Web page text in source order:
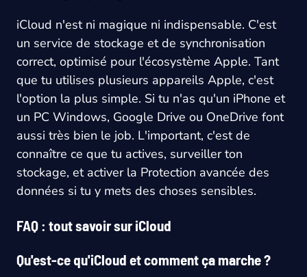
iCloud n'est ni magique ni indispensable. C'est
un service de stockage et de synchronisation
correct, optimisé pour l'écosystème Apple. Tant
que tu utilises plusieurs appareils Apple, c'est
l'option la plus simple. Si tu n'as qu'un iPhone et
un PC Windows, Google Drive ou OneDrive font
aussi très bien le job. L'important, c'est de
connaître ce que tu actives, surveiller ton
stockage, et activer la Protection avancée des
données si tu y mets des choses sensibles.
FAQ : tout savoir sur iCloud
Qu'est-ce qu'iCloud et comment ça marche ?